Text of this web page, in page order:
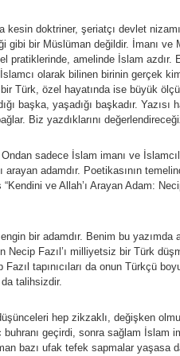
kesin doktriner, şeriatçı devlet
gibi bir Müslüman değildir. İmanı ve
pratiklerinde, amelinde İslam azdır.
olarak bilinen birinin gerçek
bir Türk, özel hayatında ise büyük
başka, yaşadığı başkadır.
Biz yazdıklarını
sadece İslam imanı ve
arayan adamdır. Poetikasının
“Kendini ve Allah’ı Arayan Adam:
bir adamdır. Benim bu yazımda
Necip Fazıl’ı milliyetsiz bir Türk
Fazıl tapınıcıları da onun Türkçü
da talihsizdir.
hep zikzaklı, değişken
geçirdi, sonra sağlam İslam
bazı ufak tefek sapmalar yaşasa